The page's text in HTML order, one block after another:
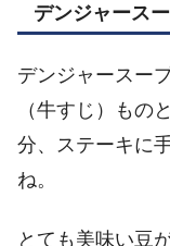
デンジャースー
デンジャースー
（牛すじ）もの
分、ステーキに
ね。
とても美味い豆